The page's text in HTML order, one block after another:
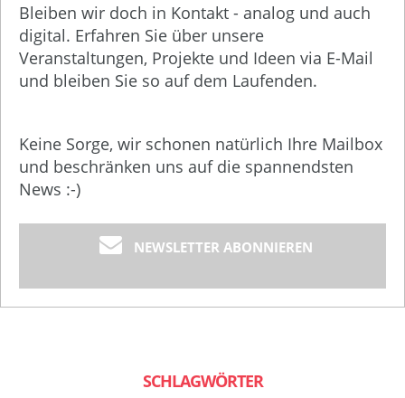
Bleiben wir doch in Kontakt - analog und auch
digital. Erfahren Sie über unsere
Veranstaltungen, Projekte und Ideen via E-Mail
und bleiben Sie so auf dem Laufenden.
Keine Sorge, wir schonen natürlich Ihre Mailbox
und beschränken uns auf die spannendsten
News :-)
NEWSLETTER ABONNIEREN
SCHLAGWÖRTER